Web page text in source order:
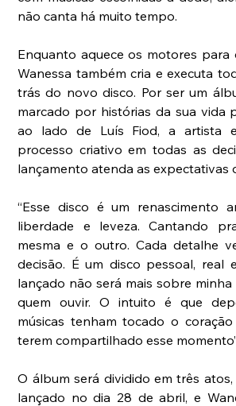
não canta há muito tempo.
Enquanto aquece os motores para
Wanessa também cria e executa
trás do novo disco. Por ser um
marcado por histórias da sua vida
ao lado de Luís Fiod, a artista
processo criativo em todas as
lançamento atenda as expectativas
“Esse disco é um renascimento
liberdade e leveza. Cantando
mesma e o outro. Cada detalhe
decisão. É um disco pessoal, real
lançado não será mais sobre minha
quem ouvir. O intuito é que
músicas tenham tocado o
terem compartilhado esse
O álbum será dividido em três
lançado no dia 28 de abril, e